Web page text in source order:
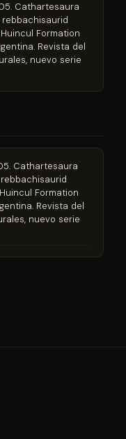
Cathartesaura
rebbachisaurid
Formation
Revista del
nuevo serie
Cathartesaura
Formation
Revista del
nuevo serie